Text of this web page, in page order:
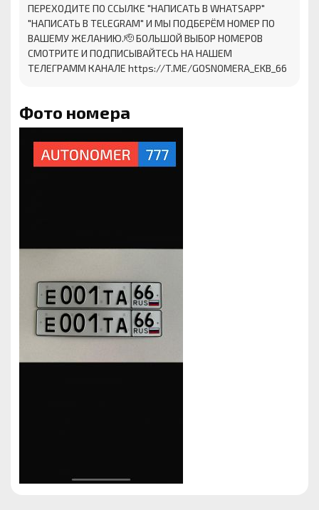
ПЕРЕХОДИТЕ ПО ССЫЛКЕ "НАПИСАТЬ В WHATSAPP"
"НАПИСАТЬ В TELEGRAM" И МЫ ПОДБЕРЁМ НОМЕР ПО
ВАШЕМУ ЖЕЛАНИЮ.🫡 БОЛЬШОЙ ВЫБОР НОМЕРОВ
СМОТРИТЕ И ПОДПИСЫВАЙТЕСЬ НА НАШЕМ
ТЕЛЕГРАММ КАНАЛЕ https://T.ME/GOSNOMERA_EKB_66
Фото номера